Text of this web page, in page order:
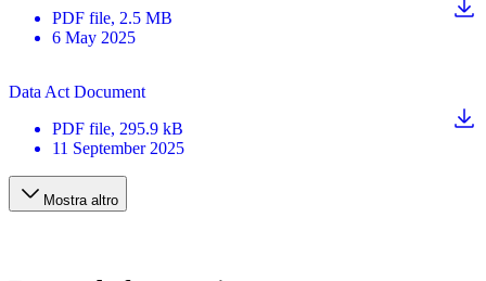
PDF file, 2.5 MB
6 May 2025
Data Act Document
PDF file, 295.9 kB
11 September 2025
Mostra altro